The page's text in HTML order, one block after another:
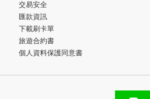
交易安全
匯款資訊
下載刷卡單
旅遊合約書
個人資料保護同意書